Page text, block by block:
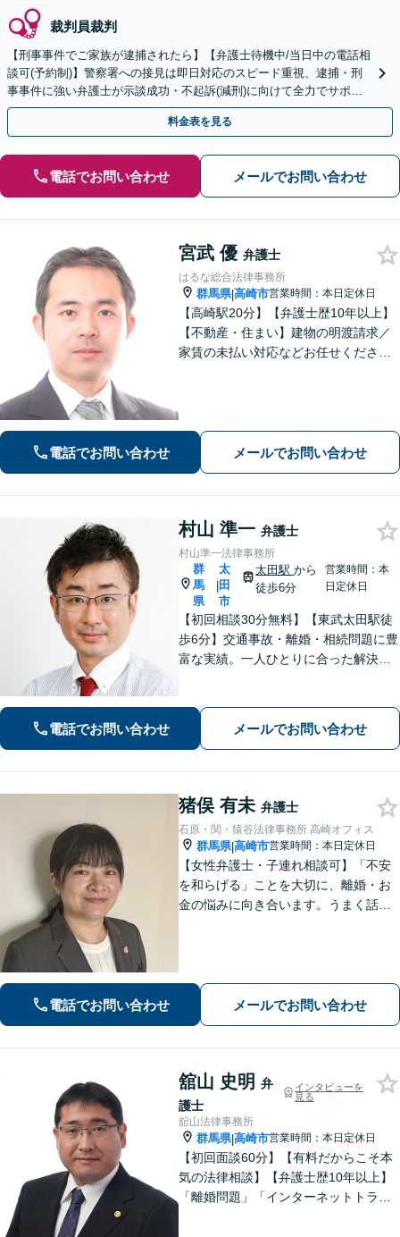
裁判員裁判
【刑事事件でご家族が逮捕されたら】【弁護士待機中/当日中の電話相
談可(予約制)】警察署への接見は即日対応のスピード重視、逮捕・刑
事事件に強い弁護士が示談成功・不起訴(減刑)に向けて全力でサポー
トします。【加害者側の相談専門】
料金表を見る
電話でお問い合わせ メールでお問い合わせ
宮武 優 弁護士
はるな総合法律事務所
群馬県|高崎市営業時間：本日定休日
【高崎駅20分】【弁護士歴10年以上】
【不動産・住まい】建物の明渡請求／
家賃の未払い対応などお任せくださ
気軽にご相談ください。
電話でお問い合わせ メールでお問い合わせ
村山 準一 弁護士
村山準一法律事務所
群
馬
県
|
太
田
市
太田駅から
徒歩6分
営業時間：本
日定休日
【初回相談30分無料】【東武太田駅徒
歩6分】交通事故・離婚・相続問題に豊
富な実績。一人ひとりに合った解決方
もご相談ください。
電話でお問い合わせ メールでお問い合わせ
猪俣 有未 弁護士
石原・関・猿谷法律事務所 高崎オフィス
群馬県|高崎市営業時間：本日定休日
【女性弁護士・子連れ相談可】「不安
を和らげる」ことを大切に、離婚・お
金の悩みに向き合います。うまく話せ
電話でお問い合わせ メールでお問い合わせ
舘山 史明 弁
護士
インタビューを
見る
舘山法律事務所
群馬県|高崎市営業時間：本日定休日
【初回面談60分】【有料だからこそ本
気の法律相談】【弁護士歴10年以上】
「離婚問題」「インターネットトラブ